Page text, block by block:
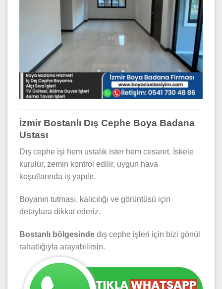
İzmir Bostanlı Dış Cephe Boya Badana
Ustası
Dış cephe işi hem ustalık ister hem cesaret. İskele
kurulur, zemin kontrol edilir, uygun hava
koşullarında iş yapılır.
Boyanın tutması, kalıcılığı ve görüntüsü için
detaylara dikkat ederiz.
Bostanlı bölgesinde dış cephe işleri için bizi gönül
rahatlığıyla arayabilirsin.